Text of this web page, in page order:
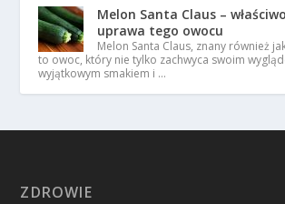
Melon Santa Claus –
uprawa tego owocu
Melon Santa Claus, znany również
to owoc, który nie tylko zachwyca swoim
wyjątkowym smakiem i …
ZDROWIE